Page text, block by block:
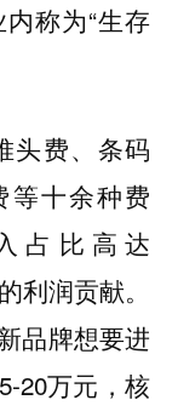
称为“生存
头费、条码
等十余种费
占比高达
利润贡献。
品牌想要进
20万元，核